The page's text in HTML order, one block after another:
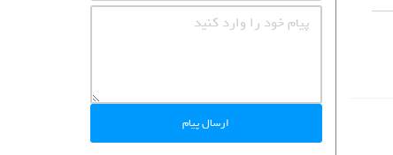
ارسال پیام